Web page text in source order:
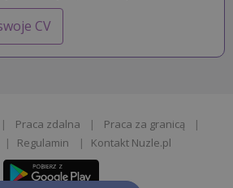
CV
| Praca zdalna | Praca za granicą
|
| Regulamin | Kontakt Nuzle.pl